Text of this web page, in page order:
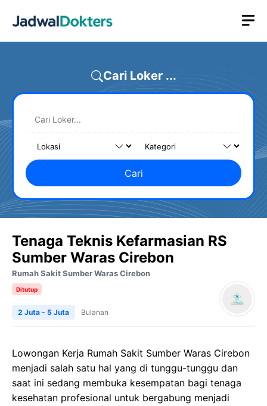
Cari Loker ...
Cari
Tenaga Teknis Kefarmasian RS
Sumber Waras Cirebon
Rumah Sakit Sumber Waras Cirebon
Ditutup
2 Juta - 5 Juta Bulanan
Lowongan Kerja Rumah Sakit Sumber Waras Cirebon
menjadi salah satu hal yang di tunggu-tunggu dan
saat ini sedang membuka kesempatan bagi tenaga
kesehatan profesional untuk bergabung menjadi